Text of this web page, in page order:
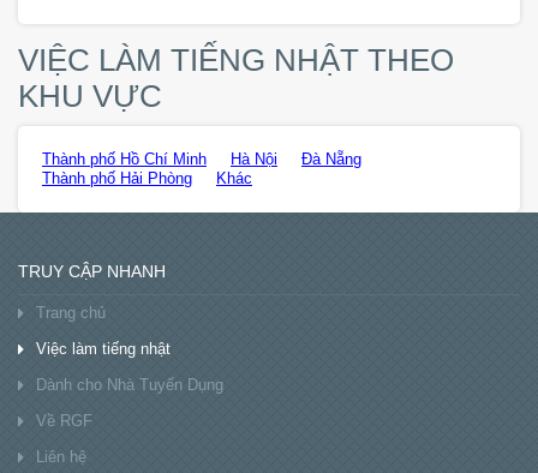
VIỆC LÀM TIẾNG NHẬT THEO
KHU VỰC
Thành phố Hồ Chí Minh Hà Nội
Đà Nẵng
Thành phố Hải Phòng
Khác
TRUY CẬP NHANH
Trang chủ
Việc làm tiếng nhật
Dành cho Nhà Tuyển Dụng
Về RGF
Liên hệ